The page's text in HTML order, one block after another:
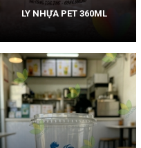
LY NHỰA PET 360ML